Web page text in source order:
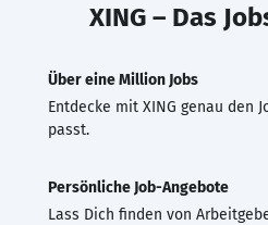
XING – Das
Über eine Million Jobs
Entdecke mit XING genau den
passt.
Persönliche Job-Angebote
Lass Dich finden von